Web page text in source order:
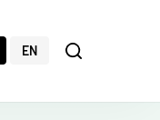
EN